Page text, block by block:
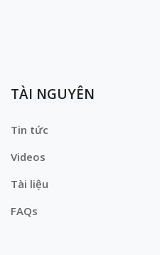
TÀI NGUYÊN
Tin tức
Videos
Tài liệu
FAQs